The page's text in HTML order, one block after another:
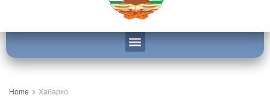
Home Хабархо